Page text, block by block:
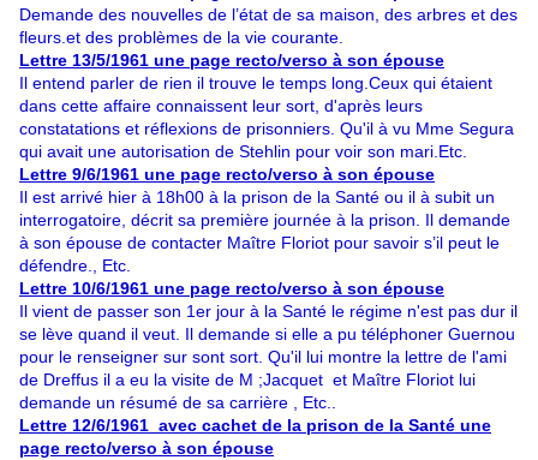
Demande des nouvelles de l’état de sa maison, des arbres et des
fleurs.et des problèmes de la vie courante.
Lettre 13/5/1961 une page recto/verso à son épouse
Il entend parler de rien il trouve le temps long.Ceux qui étaient
dans cette affaire connaissent leur sort, d'après leurs
constatations et réflexions de prisonniers. Qu'il à vu Mme Segura
qui avait une autorisation de Stehlin pour voir son mari.Etc.
Lettre 9/6/1961 une page recto/verso à son épouse
Il est arrivé hier à 18h00 à la prison de la Santé ou il à subit un
interrogatoire, décrit sa première journée à la prison. Il demande
à son épouse de contacter Maître Floriot pour savoir s’il peut le
défendre., Etc.
Lettre 10/6/1961 une page recto/verso à son épouse
Il vient de passer son 1er jour à la Santé le régime n'est pas dur il
se lève quand il veut. Il demande si elle a pu téléphoner Guernou
pour le renseigner sur sont sort. Qu'il lui montre la lettre de l'ami
de Dreffus il a eu la visite de M ;Jacquet et Maître Floriot lui
demande un résumé de sa carrière , Etc..
Lettre 12/6/1961 avec cachet de la prison de la Santé une
page recto/verso à son épouse